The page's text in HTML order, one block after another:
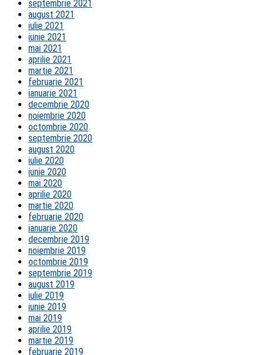
septembrie 2021
august 2021
iulie 2021
iunie 2021
mai 2021
aprilie 2021
martie 2021
februarie 2021
ianuarie 2021
decembrie 2020
noiembrie 2020
octombrie 2020
septembrie 2020
august 2020
iulie 2020
iunie 2020
mai 2020
aprilie 2020
martie 2020
februarie 2020
ianuarie 2020
decembrie 2019
noiembrie 2019
octombrie 2019
septembrie 2019
august 2019
iulie 2019
iunie 2019
mai 2019
aprilie 2019
martie 2019
februarie 2019